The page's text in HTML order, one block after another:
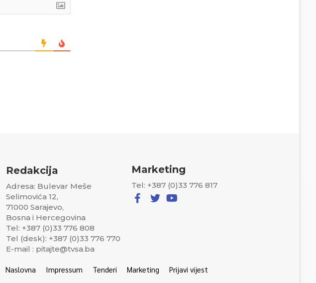
Redakcija
Adresa: Bulevar Meše
Selimovića 12,
71000 Sarajevo,
Bosna i Hercegovina
Tel: +387 (0)33 776 808
Tel (desk): +387 (0)33 776 770
E-mail : pitajte@tvsa.ba
Marketing
Tel: +387 (0)33 776 817
Naslovna Impressum Tenderi Marketing Prijavi vijest